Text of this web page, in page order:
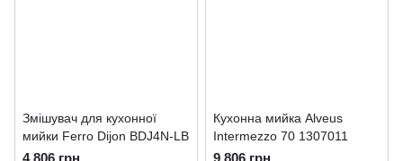
Змішувач для кухонної
мийки Ferro Dijon BDJ4N-LB
4 806 грн
Кухонна мийка Alveus
Intermezzo 70 1307011
9 806 грн